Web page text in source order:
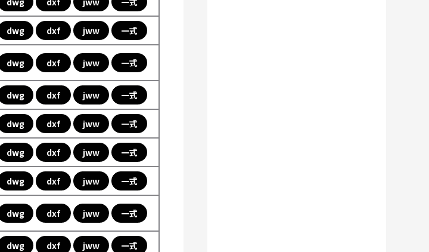
dwg dxf jww 一式
dwg dxf jww 一式
dwg dxf jww 一式
dwg dxf jww 一式
dwg dxf jww 一式
dwg dxf jww 一式
dwg dxf jww 一式
dwg dxf jww 一式